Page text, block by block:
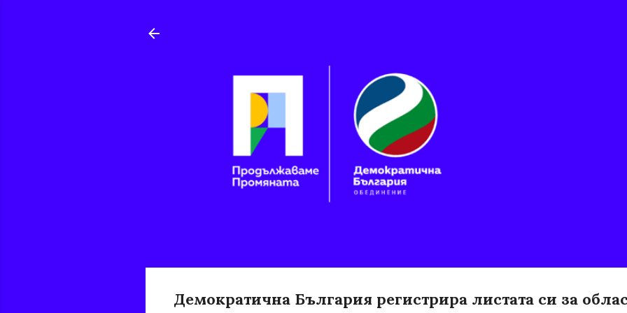
Демократична България регистрира листата си за